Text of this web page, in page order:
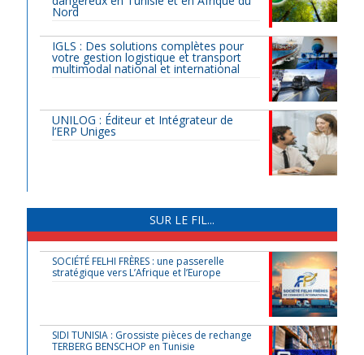
Nord
IGLS : Des solutions complètes pour
votre gestion logistique et transport
multimodal national et international
UNILOG : Éditeur et Intégrateur de
l’ERP Uniges
SUR LE FIL...
SOCIÉTÉ FELHI FRÈRES : une passerelle
stratégique vers L’Afrique et l’Europe
SIDI TUNISIA : Grossiste pièces de rechange
TERBERG BENSCHOP en Tunisie